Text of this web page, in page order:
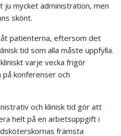
ju mycket administration, men
skönt.
patienterna, eftersom det
tid som alla måste uppfylla.
varje vecka frigör
konferenser och
och klinisk tid gör att
helt på en arbetsuppgift i
främsta